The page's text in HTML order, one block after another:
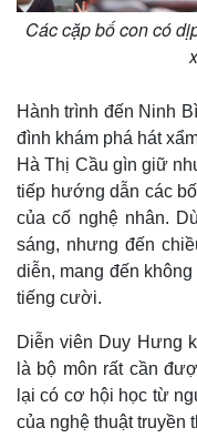
Các cặp bố con có
Hành trình đến Ninh
đình khám phá hát
Hà Thị Cầu gìn giữ
tiếp hướng dẫn các
của cố nghệ nhân.
sáng, nhưng đến
diễn, mang đến
tiếng cười.
Diễn viên Duy Hưng
là bộ môn rất cần
lại có cơ hội học từ
của nghệ thuật truyền